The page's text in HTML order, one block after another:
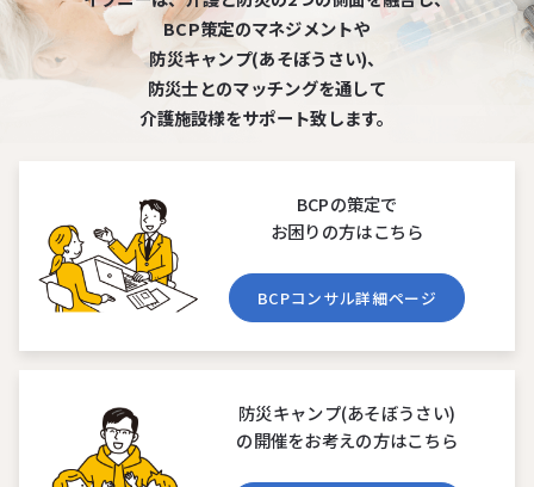
BCP策定のマネジメントや
防災キャンプ(あそぼうさい)、
防災⼠とのマッチングを通して
介護施設様をサポート致します。
BCPの策定で
お困りの⽅はこちら
BCPコンサル詳細ページ
防災キャンプ(あそぼうさい)
の開催をお考えの⽅はこちら